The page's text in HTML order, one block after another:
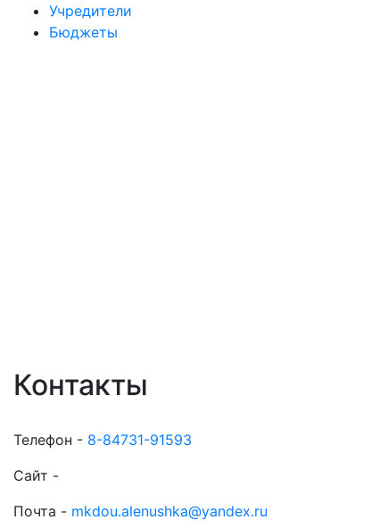
Учредители
Бюджеты
Контакты
Телефон - 8-84731-91593
Сайт -
Почта - mkdou.alenushka@yandex.ru